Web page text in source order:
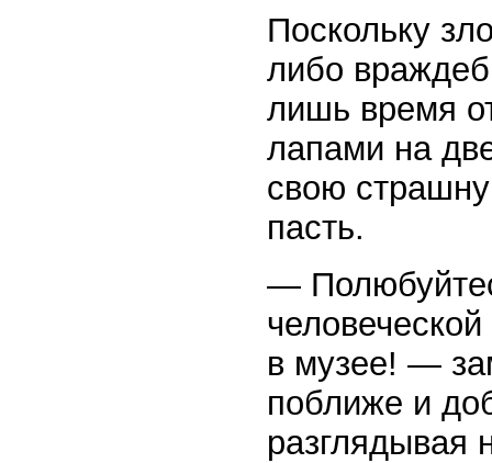
Поскольку
либо
лишь время
лапами на
свою
пасть.
—
в музее! —
поближе и
разглядывая